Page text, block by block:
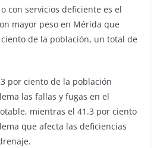
con servicios deficiente es el
mayor peso en Mérida que
de la población, un total de
por ciento de la población
las fallas y fugas en el
mientras el 41.3 por ciento
que afecta las deficiencias